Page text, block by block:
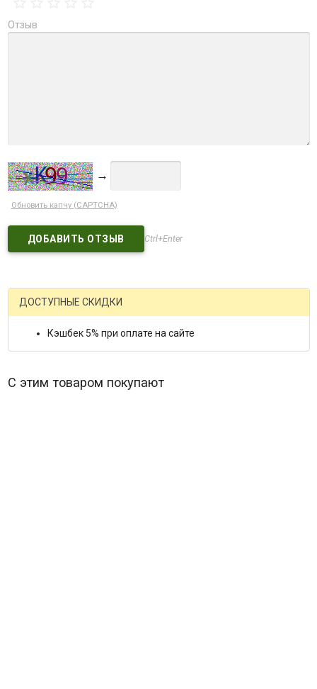
Отзыв
→
Обновить капчу (CAPTCHA)
Ctrl+Enter
ДОСТУПНЫЕ СКИДКИ
Кэшбек 5% при оплате на сайте
С этим товаром покупают